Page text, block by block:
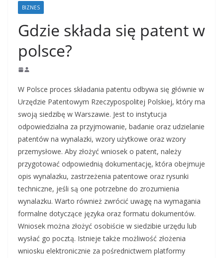
BIZNES
Gdzie składa się patent w
polsce?
W Polsce proces składania patentu odbywa się głównie w
Urzędzie Patentowym Rzeczypospolitej Polskiej, który ma
swoją siedzibę w Warszawie. Jest to instytucja
odpowiedzialna za przyjmowanie, badanie oraz udzielanie
patentów na wynalazki, wzory użytkowe oraz wzory
przemysłowe. Aby złożyć wniosek o patent, należy
przygotować odpowiednią dokumentację, która obejmuje
opis wynalazku, zastrzeżenia patentowe oraz rysunki
techniczne, jeśli są one potrzebne do zrozumienia
wynalazku. Warto również zwrócić uwagę na wymagania
formalne dotyczące języka oraz formatu dokumentów.
Wniosek można złożyć osobiście w siedzibie urzędu lub
wysłać go pocztą. Istnieje także możliwość złożenia
wniosku elektronicznie za pośrednictwem platformy